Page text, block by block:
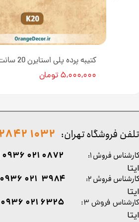
۵,۰۰۰,۰۰۰ تومان
کارشناس فروش ۳: ۶۳۲۵ ۰۲۱ ۰۹۳۶
ایتا
تلفن فروشگاه تهران: 1032 2842 - 021
کارشناس فروش ۱: 0872 021 0936
ایتا
کارشناس فروش ۲:
۳۹۸۴ ۰۲۱ ۰۹۳۶
ایتا